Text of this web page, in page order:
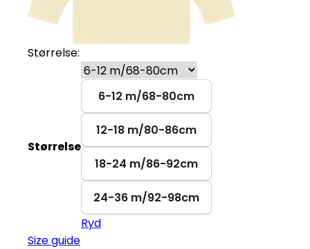
Størrelse:
Størrelse
6-12 m/68-80cm
12-18 m/80-86cm
18-24 m/86-92cm
24-36 m/92-98cm
Ryd
Size guide